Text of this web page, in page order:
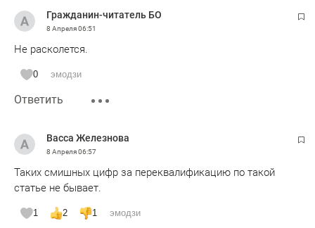
Гражданин-читатель БО
8 Апреля06:51
Не расколется.
0 эмодзи
Ответить
Васса Железнова
8 Апреля06:57
Таких смишных цифр за переквалификацию по такой
статье не бывает.
1 2 1 эмодзи